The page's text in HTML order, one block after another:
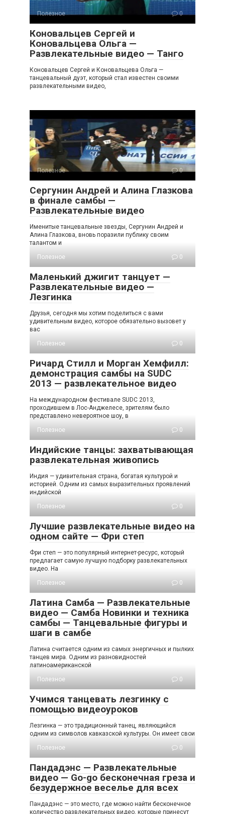
Полезное 0
Коновальцев Сергей и
Коновальцева Ольга —
Развлекательные видео — Танго
Коновальцев Сергей и Коновальцева Ольга —
танцевальный дуэт, который стал известен своими
развлекательными видео,
Полезное 0
Сергунин Андрей и Алина Глазкова
в финале самбы —
Развлекательные видео
Именитые танцевальные звезды, Сергунин Андрей и
Алина Глазкова, вновь поразили публику своим
талантом и
Полезное
0
Маленький джигит танцует —
Развлекательные видео —
Лезгинка
Друзья, сегодня мы хотим поделиться с вами
удивительным видео, которое обязательно вызовет у
вас
Полезное
0
Ричард Стилл и Морган Хемфилл:
демонстрация самбы на SUDC
2013 — развлекательное видео
На международном фестивале SUDC 2013,
проходившем в Лос-Анджелесе, зрителям было
представлено невероятное шоу, в
Полезное
0
Индийские танцы: захватывающая
развлекательная живопись
Индия — удивительная страна, богатая культурой и
историей. Одним из самых выразительных проявлений
индийской
Полезное
0
Лучшие развлекательные видео на
одном сайте — Фри степ
Фри степ — это популярный интернет-ресурс, который
предлагает самую лучшую подборку развлекательных
видео. На
Полезное
0
Латина Самба — Развлекательные
видео — Самба Новинки и техника
самбы — Танцевальные фигуры и
шаги в самбе
Латина считается одним из самых энергичных и пылких
танцев мира. Одним из разновидностей
латиноамериканской
Полезное
0
Учимся танцевать лезгинку с
помощью видеоуроков
Лезгинка — это традиционный танец, являющийся
одним из символов кавказской культуры. Он имеет свои
Полезное
0
Пандадэнс — Развлекательные
видео — Go-go бесконечная греза и
безудержное веселье для всех
Пандадэнс — это место, где можно найти бесконечное
количество развлекательных видео, которые принесут